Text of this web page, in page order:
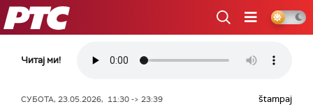
РТС
Читај ми!
СУБОТА, 23.05.2026, 11:30 -> 23:39 štampaj